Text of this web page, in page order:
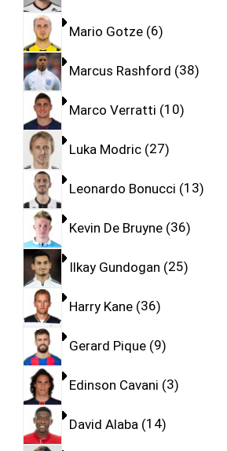
Mario Gotze 6
Marcus Rashford 38
Marco Verratti 10
Luka Modric 27
Leonardo Bonucci 13
Kevin De Bruyne 36
Ilkay Gundogan 25
Harry Kane 36
Gerard Pique 9
Edinson Cavani 3
David Alaba 14